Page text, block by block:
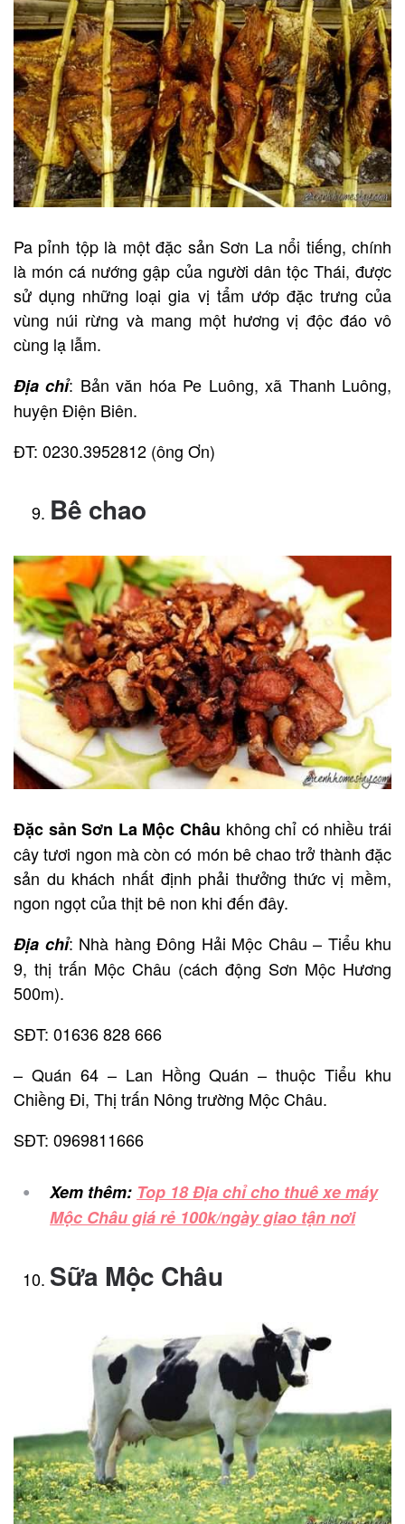
Pa pỉnh tộp là một đặc sản Sơn La nổi tiếng, chính
là món cá nướng gập của người dân tộc Thái, được
sử dụng những loại gia vị tẩm ướp đặc trưng của
vùng núi rừng và mang một hương vị độc đáo vô
cùng lạ lẫm.
Địa chỉ: Bản văn hóa Pe Luông, xã Thanh Luông,
huyện Điện Biên.
ĐT: 0230.3952812 (ông Ơn)
Bê chao
Đặc sản Sơn La Mộc Châu không chỉ có nhiều trái
cây tươi ngon mà còn có món bê chao trở thành đặc
sản du khách nhất định phải thưởng thức vị mềm,
ngon ngọt của thịt bê non khi đến đây.
Địa chỉ: Nhà hàng Đông Hải Mộc Châu – Tiểu khu
9, thị trấn Mộc Châu (cách động Sơn Mộc Hương
500m).
SĐT: 01636 828 666
– Quán 64 – Lan Hồng Quán – thuộc Tiểu khu
Chiềng Đi, Thị trấn Nông trường Mộc Châu.
SĐT: 0969811666
Xem thêm: Top 18 Địa chỉ cho thuê xe máy
Mộc Châu giá rẻ 100k/ngày giao tận nơi
Sữa Mộc Châu